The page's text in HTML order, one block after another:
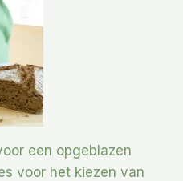
een opgeblazen
voor het kiezen van